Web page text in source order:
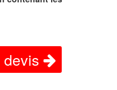
devis